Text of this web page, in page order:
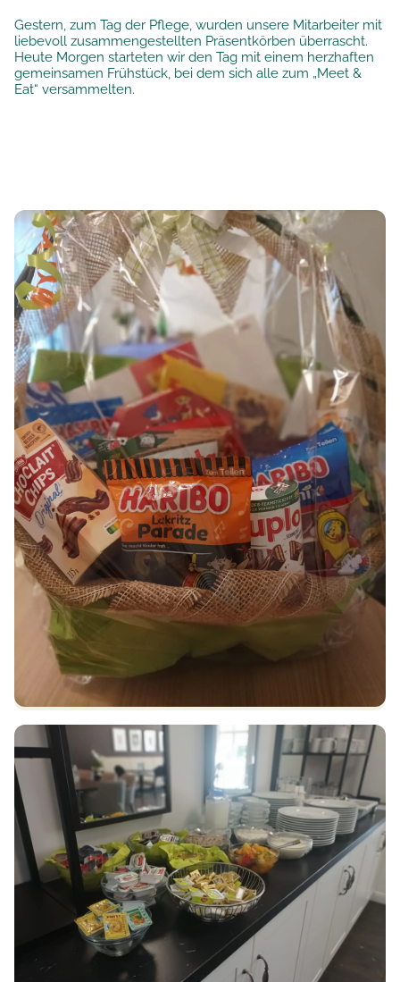
Gestern, zum Tag der Pflege, wurden unsere Mitarbeiter mit
liebevoll zusammengestellten Präsentkörben überrascht.
Heute Morgen starteten wir den Tag mit einem herzhaften
gemeinsamen Frühstück, bei dem sich alle zum „Meet &
Eat“ versammelten.